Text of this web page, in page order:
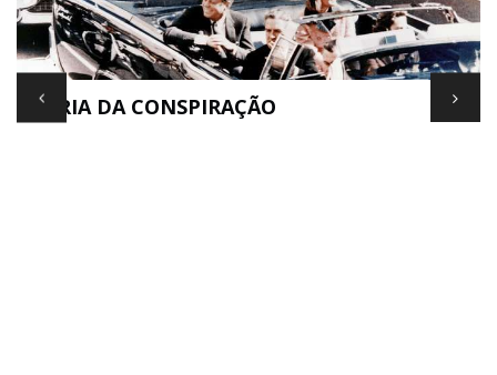
TEORIA DA CONSPIRAÇÃO